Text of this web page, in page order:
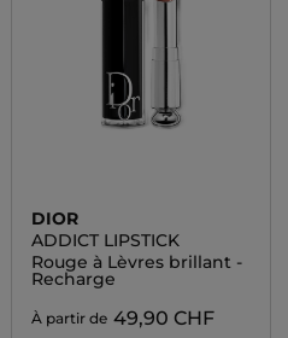
DIOR
ADDICT LIPSTICK
Rouge à Lèvres brillant -
Recharge
À partir de 49,90 CHF